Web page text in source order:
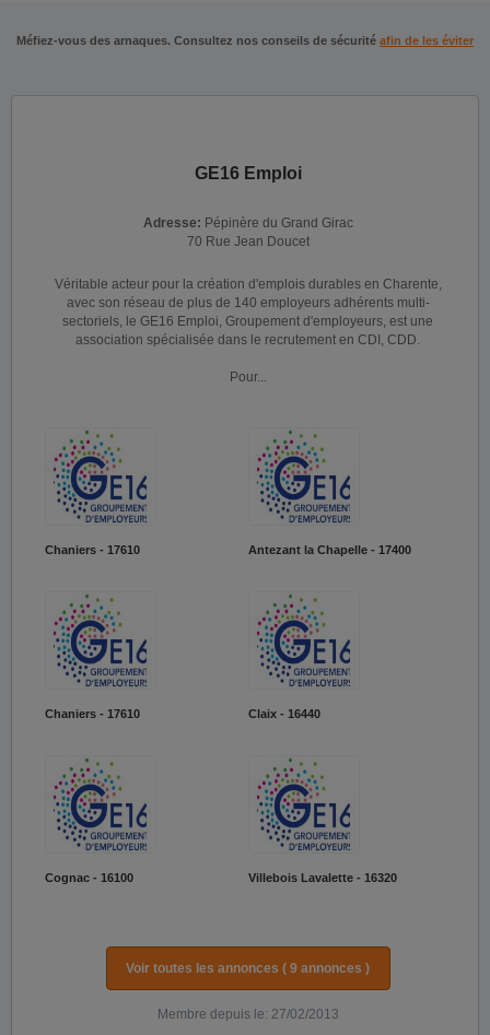
Méfiez-vous des arnaques. Consultez nos conseils de sécurité afin de les éviter
GE16 Emploi
Adresse: Pépinère du Grand Girac
70 Rue Jean Doucet
Véritable acteur pour la création d'emplois durables en Charente,
avec son réseau de plus de 140 employeurs adhérents multi-
sectoriels, le GE16 Emploi, Groupement d'employeurs, est une
association spécialisée dans le recrutement en CDI, CDD.
Pour...
Chaniers - 17610 Antezant la Chapelle - 17400
Chaniers - 17610 Claix - 16440
Cognac - 16100 Villebois Lavalette - 16320
Voir toutes les annonces ( 9 annonces )
Membre depuis le: 27/02/2013